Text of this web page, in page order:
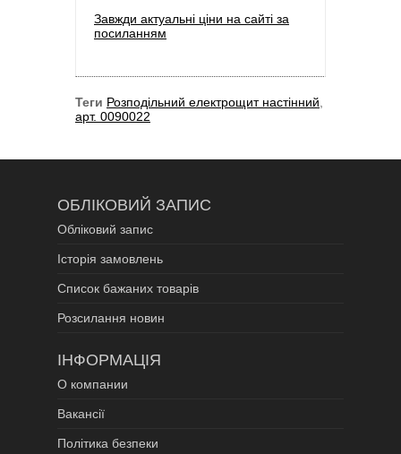
Завжди актуальні ціни на сайті за
посиланням
Теги Розподільний електрощит настінний
арт. 0090022
ОБЛІКОВИЙ ЗАПИС
Обліковий запис
Історія замовлень
Список бажаних товарів
Розсилання новин
ІНФОРМАЦІЯ
О компании
Вакансії
Політика безпеки